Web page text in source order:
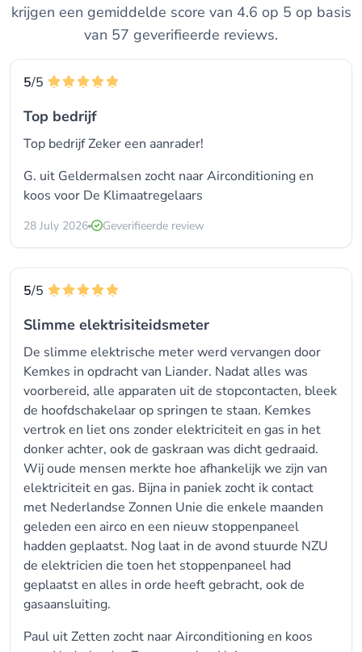
krijgen een gemiddelde score van 4.6 op 5 op basis
van 57 geverifieerde reviews.
5/5
Top bedrijf
Top bedrijf Zeker een aanrader!
G. uit Geldermalsen zocht naar Airconditioning en
koos voor De Klimaatregelaars
28 July 2026 Geverifieerde review
5/5
Slimme elektrisiteidsmeter
De slimme elektrische meter werd vervangen door
Kemkes in opdracht van Liander. Nadat alles was
voorbereid, alle apparaten uit de stopcontacten, bleek
de hoofdschakelaar op springen te staan. Kemkes
vertrok en liet ons zonder elektriciteit en gas in het
donker achter, ook de gaskraan was dicht gedraaid.
Wij oude mensen merkte hoe afhankelijk we zijn van
elektriciteit en gas. Bijna in paniek zocht ik contact
met Nederlandse Zonnen Unie die enkele maanden
geleden een airco en een nieuw stoppenpaneel
hadden geplaatst. Nog laat in de avond stuurde NZU
de elektricien die toen het stoppenpaneel had
geplaatst en alles in orde heeft gebracht, ook de
gasaansluiting.
Paul uit Zetten zocht naar Airconditioning en koos